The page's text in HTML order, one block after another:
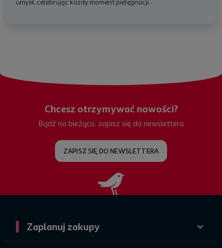
umysł, celebrując każdy moment pielęgnacji.
Chcesz otrzymywać nowości?
Bądź na bieżąco, zapisz się do newslettera
ZAPISZ SIĘ DO NEWSLETTERA
Zaplanuj zakupy